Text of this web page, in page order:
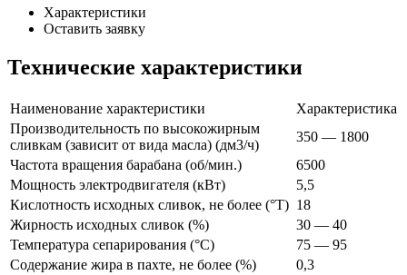
Характеристики
Оставить заявку
Технические характеристики
Наименование характеристики
Характеристика
Производительность по высокожирным
сливкам (зависит от вида масла) (дм3/ч)
350 — 1800
Частота вращения барабана (об/мин.)
6500
Мощность электродвигателя (кВт)
5,5
Кислотность исходных сливок, не более (°Т) 18
Жирность исходных сливок (%)
30 — 40
Температура сепарирования (°С)
75 — 95
Содержание жира в пахте, не более (%)
0,3